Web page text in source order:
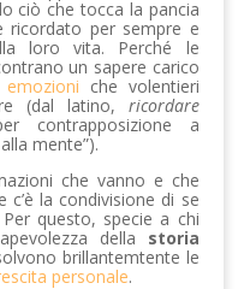
ciò che tocca la pancia
ricordato per sempre e
loro vita. Perché le
un sapere carico
emozioni che volentieri
(dal latino, ricordare
contrapposizione a
mente”).
che vanno e che
la condivisione di se
questo, specie a chi
della storia
brillantemtente le
personale.